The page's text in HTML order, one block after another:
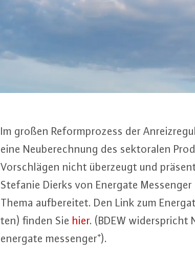
Im großen Re­form­pro­zess der
eine Neu­be­rech­nung des sek­to­ra­len
Vor­schlä­gen nicht überzeugt und
Stefanie Dierks von Energate
Thema auf­be­rei­tet. Den Link zum
ten) finden Sie hier. (BDEW wi­der­spricht
energate messenger⁺).